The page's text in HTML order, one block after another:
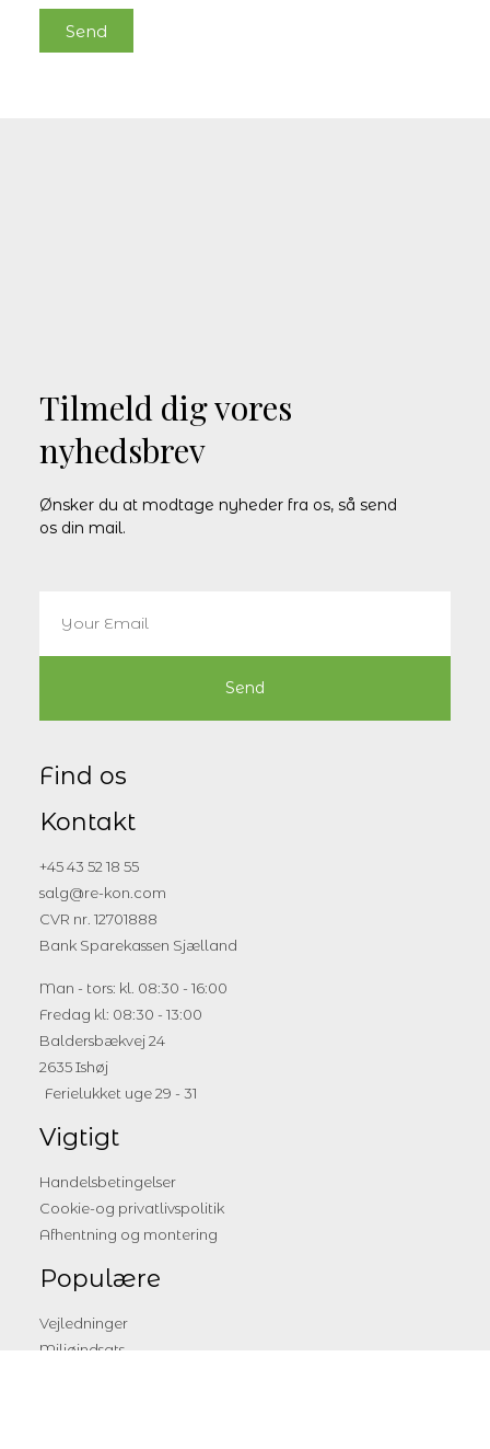
Send
Tilmeld dig vores
nyhedsbrev
Ønsker du at modtage nyheder fra os, så send
os din mail.
Send
Find os
Kontakt
+45 43 52 18 55
salg@re-kon.com
CVR nr. 12701888
Bank Sparekassen Sjælland
Man - tors: kl. 08:30 - 16:00
Fredag kl: 08:30 - 13:00
Baldersbækvej 24
2635 Ishøj
Ferielukket uge 29 - 31
Vigtigt
Handelsbetingelser
Cookie-og privatlivspolitik
Afhentning og montering
Populære
Vejledninger
Miljøindsats